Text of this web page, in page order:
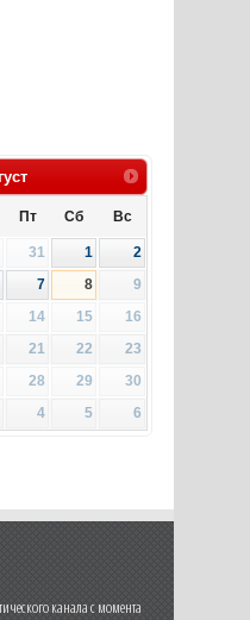
Пт Сб Вс
31 1
2
7 8
9
14 15
16
21 22
23
28 29
30
4 5 6
канала с момента